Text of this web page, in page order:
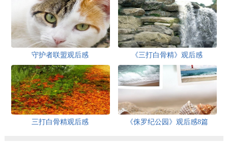
守护者联盟观后感 《三打白骨精》观后感
三打白骨精观后感 《侏罗纪公园》观后感8篇